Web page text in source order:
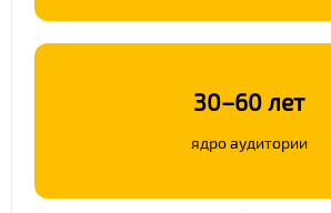
30–60 лет
ядро аудитории